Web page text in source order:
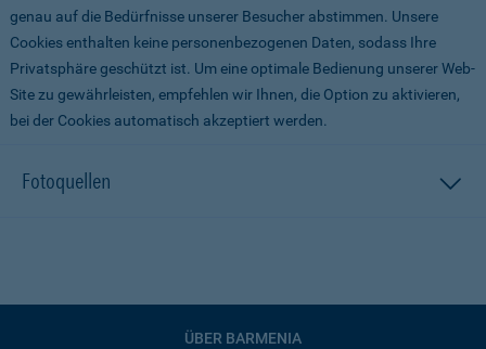
genau auf die Bedürfnisse unserer Besucher abstimmen. Unsere
Cookies enthalten keine personenbezogenen Daten, sodass Ihre
Privatsphäre geschützt ist. Um eine optimale Bedienung unserer Web-
Site zu gewährleisten, empfehlen wir Ihnen, die Option zu aktivieren,
bei der Cookies automatisch akzeptiert werden.
Fotoquellen
ÜBER BARMENIA